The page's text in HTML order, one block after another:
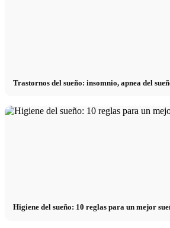
Trastornos del sueño: insomnio, apnea del
Higiene del sueño: 10 reglas para un mejor